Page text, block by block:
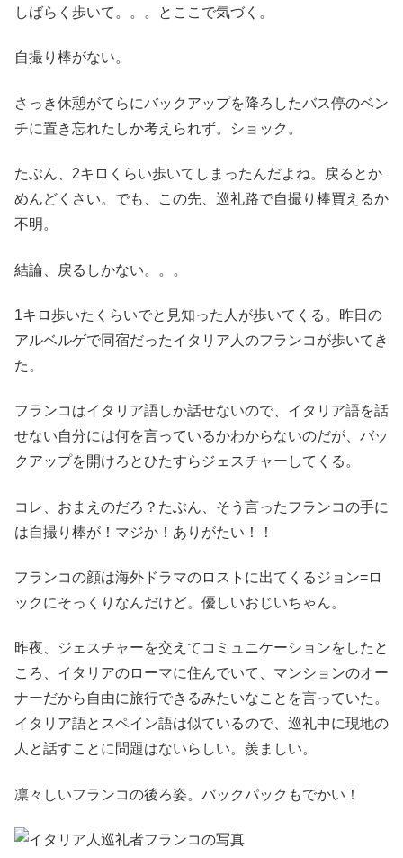
しばらく歩いて。。。とここで気づく。
自撮り棒がない。
さっき休憩がてらにバックアップを降ろしたバス停のベン
チに置き忘れたしか考えられず。ショック。
たぶん、2キロくらい歩いてしまったんだよね。戻るとか
めんどくさい。でも、この先、巡礼路で自撮り棒買えるか
不明。
結論、戻るしかない。。。
1キロ歩いたくらいでと見知った人が歩いてくる。昨日の
アルベルゲで同宿だったイタリア人のフランコが歩いてき
た。
フランコはイタリア語しか話せないので、イタリア語を話
せない自分には何を言っているかわからないのだが、バッ
クアップを開けろとひたすらジェスチャーしてくる。
コレ、おまえのだろ？たぶん、そう言ったフランコの手に
は自撮り棒が！マジか！ありがたい！！
フランコの顔は海外ドラマのロストに出てくるジョン=ロ
ックにそっくりなんだけど。優しいおじいちゃん。
昨夜、ジェスチャーを交えてコミュニケーションをしたと
ころ、イタリアのローマに住んでいて、マンションのオー
ナーだから自由に旅行できるみたいなことを言っていた。
イタリア語とスペイン語は似ているので、巡礼中に現地の
人と話すことに問題はないらしい。羨ましい。
凛々しいフランコの後ろ姿。バックパックもでかい！